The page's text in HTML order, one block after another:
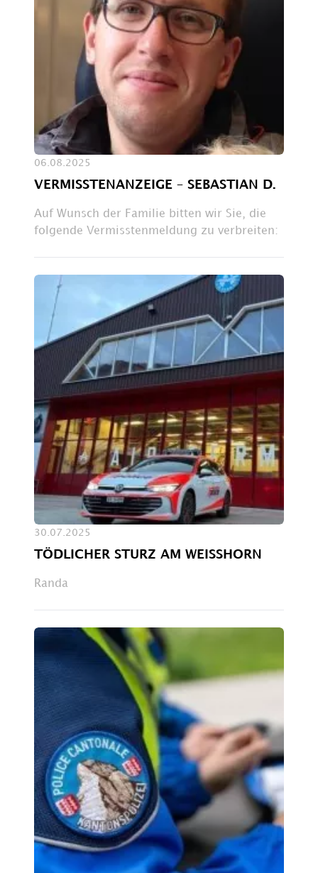
06.08.2025
VERMISSTENANZEIGE – SEBASTIAN D.
Auf Wunsch der Familie bitten wir Sie, die
folgende Vermisstenmeldung zu verbreiten:
30.07.2025
TÖDLICHER STURZ AM WEISSHORN
Randa